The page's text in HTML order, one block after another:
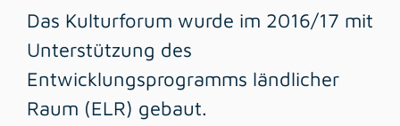
Das Kulturforum wurde im 2016/17 mit
Unterstützung des
Entwicklungsprogramms ländlicher
Raum (ELR) gebaut.